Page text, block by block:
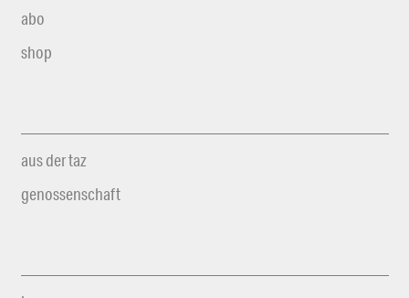
abo
shop
aus der taz
genossenschaft